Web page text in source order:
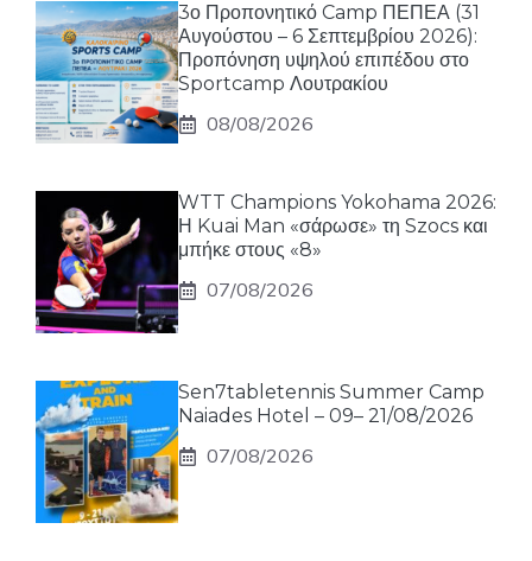
3ο Προπονητικό Camp ΠΕΠΕΑ (31
Αυγούστου – 6 Σεπτεμβρίου 2026):
Προπόνηση υψηλού επιπέδου στο
Sportcamp Λουτρακίου
08/08/2026
WTT Champions Yokohama 2026:
Η Kuai Man «σάρωσε» τη Szocs και
μπήκε στους «8»
07/08/2026
Sen7tabletennis Summer Camp
Naiades Hotel – 09– 21/08/2026
07/08/2026